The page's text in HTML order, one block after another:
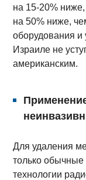
на 15-20%
на 50% ниже,
оборудования и
Израиле не
американским.
Для удаления
только обычные
технологии